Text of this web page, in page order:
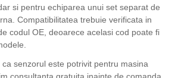
si pentru echiparea unui set separat de
Compatibilitatea trebuie verificata in
codul OE, deoarece acelasi cod poate fi
senzorul este potrivit pentru masina